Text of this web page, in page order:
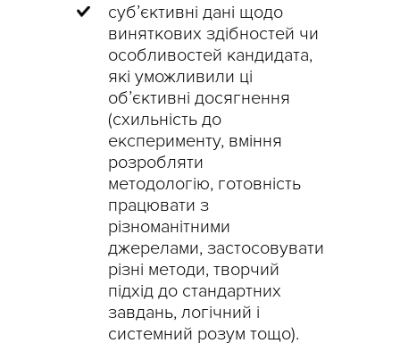
суб’єктивні дані щодо
виняткових здібностей чи
особливостей кандидата,
які уможливили ці
об’єктивні досягнення
(схильність до
експерименту, вміння
розробляти
методологію, готовність
працювати з
різноманітними
джерелами, застосовувати
різні методи, творчий
підхід до стандартних
завдань, логічний і
системний розум тощо).